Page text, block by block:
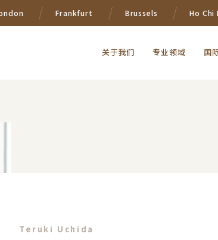
Frankfurt Brussels Ho Chi
关于我们 专业领域 国
Teruki Uchida